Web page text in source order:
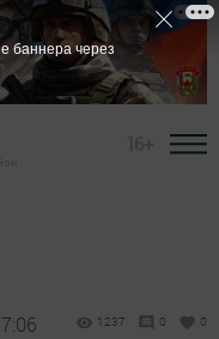
1237 0 0
баннера через